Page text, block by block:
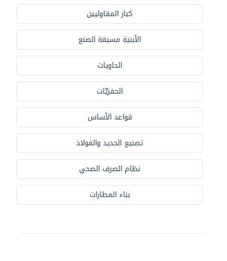
كبار المقاوليين
الأبنية مسبقة الصنع
الحاويات
الحفريّات
قواعد الأساس
تصنيع الحديد والفولاذ
نظام الصرف الصحي
بناء المطارات